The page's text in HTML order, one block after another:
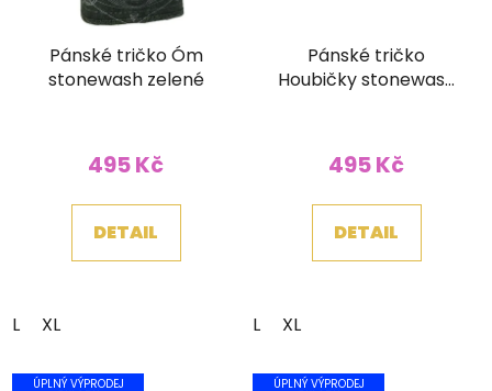
Pánské tričko Óm
stonewash zelené
495 Kč
DETAIL
L XL
Pánské tričko
Houbičky stonewash
495 Kč
DETAIL
L XL
ÚPLNÝ VÝPRODEJ ÚPLNÝ VÝPRODEJ